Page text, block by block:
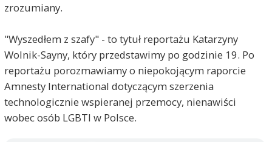
zrozumiany.
"Wyszedłem z szafy" - to tytuł reportażu Katarzyny
Wolnik-Sayny, który przedstawimy po godzinie 19. Po
reportażu porozmawiamy o niepokojącym raporcie
Amnesty International dotyczącym szerzenia
technologicznie wspieranej przemocy, nienawiści
wobec osób LGBTI w Polsce.